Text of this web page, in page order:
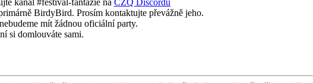
BirdyBird. Prosím kontaktujte převážně jeho.
mít žádnou oficiální party.
si domlouváte sami.